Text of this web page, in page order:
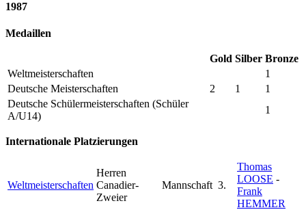
1987
Medaillen
Gold Silber Bronze
Weltmeisterschaften
1
Deutsche Meisterschaften
2 1
1
Deutsche Schülermeisterschaften (Schüler
A/U14)
1
Internationale Platzierungen
Weltmeisterschaften
Herren
Canadier-
Zweier
Mannschaft 3.
Thomas
LOOSE -
Frank
HEMMER